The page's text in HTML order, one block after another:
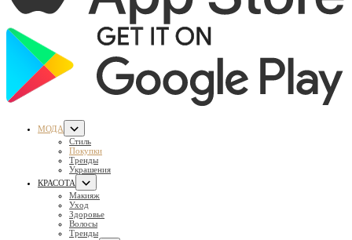
МОДА
Стиль
Покупки
Тренды
Украшения
КРАСОТА
Макияж
Уход
Здоровье
Волосы
Тренды